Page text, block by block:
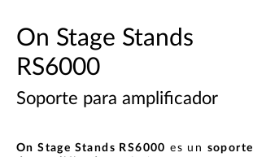
On Stage Stands
RS6000
Soporte para amplificador
On Stage Stands RS6000 es un soporte